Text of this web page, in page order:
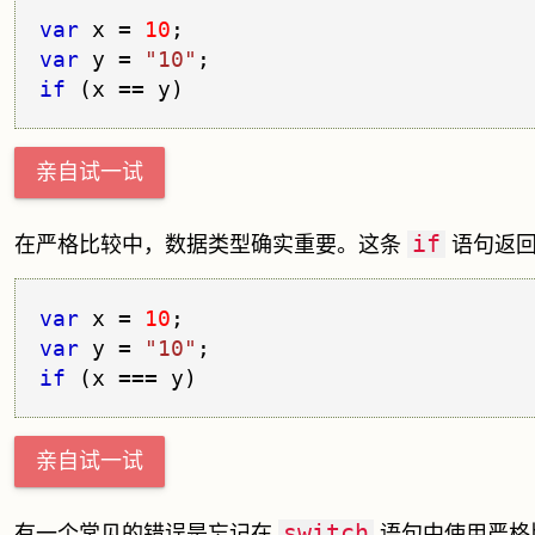
var x = 10
var y = "10"
if
亲自试一试
在严格比较中，数据类型确实重要。这条 if 语句返回
var x = 10
var y = "10"
if
亲自试一试